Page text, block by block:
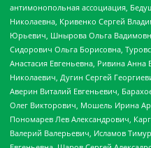
антимонопольная ассоциация,
Николаевна, Кривенко Сергей
Юрьевич, Шнырова Ольга
Сидорович Ольга Борисовна,
Анастасия Евгеньевна, Ривина
Николаевич, Дугин Сергей
Аверин Виталий Евгеньевич,
Олег Викторович, Мошель Ирина
Пономарев Лев Александрович,
Валерий Валерьевич, Исламов